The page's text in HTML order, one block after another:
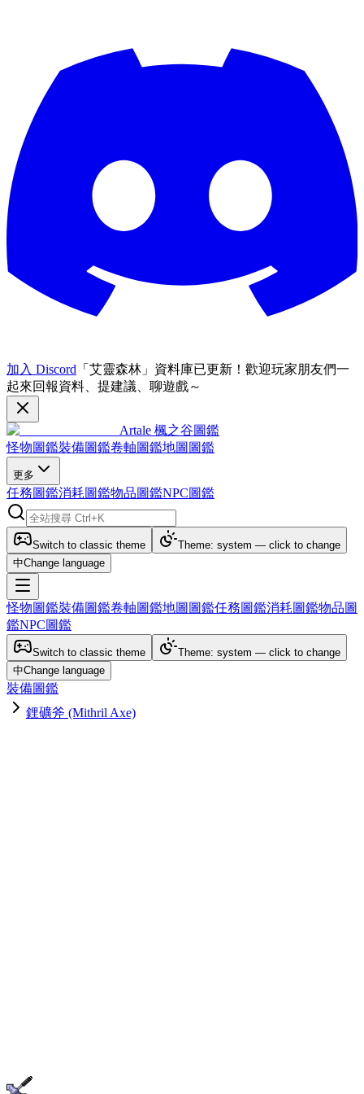
加入 Discord 「艾靈森林」資料庫已更新！歡迎玩家朋友們一
起來回報資料、提建議、聊遊戲～
Artale 楓之谷圖鑑
怪物圖鑑裝備圖鑑卷軸圖鑑地圖圖鑑
更多
任務圖鑑消耗圖鑑物品圖鑑NPC圖鑑
Switch to classic theme
Theme: system — click to change
中Change language
怪物圖鑑裝備圖鑑卷軸圖鑑地圖圖鑑任務圖鑑消耗圖鑑物品圖
鑑NPC圖鑑
Switch to classic theme
Theme: system — click to change
中Change language
裝備圖鑑
鋰礦斧 (Mithril Axe)